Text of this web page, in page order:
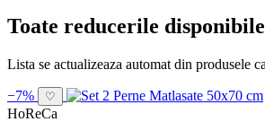
Toate reducerile
Lista se actualizeaza automat din produsele
−7% ♡
HoReCa